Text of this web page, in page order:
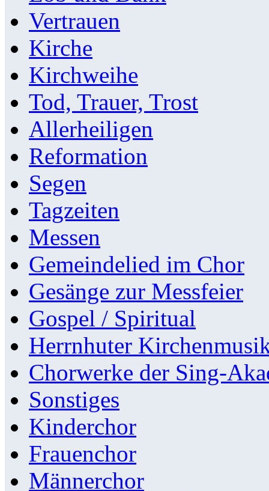
Vertrauen
Kirche
Kirchweihe
Tod, Trauer, Trost
Allerheiligen
Reformation
Segen
Tagzeiten
Messen
Gemeindelied im Chor
Gesänge zur Messfeier
Gospel / Spiritual
Herrnhuter
Chorwerke der Sing-
Sonstiges
Kinderchor
Frauenchor
Männerchor